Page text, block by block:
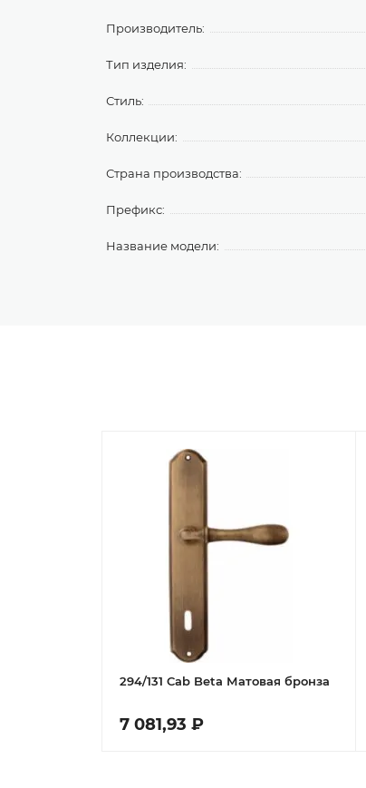
Производитель:
Тип изделия:
Стиль:
Коллекции:
Страна производства:
Префикс:
Название модели:
294/131 Cab Beta Матовая бронза
7 081,93 ₽